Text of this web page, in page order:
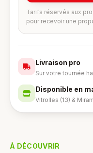
Tarifs réservés aux
pour recevoir une
Livraison pro
Sur votre tournée
Disponible en
Vitrolles (13) &
À DÉCOUVRIR